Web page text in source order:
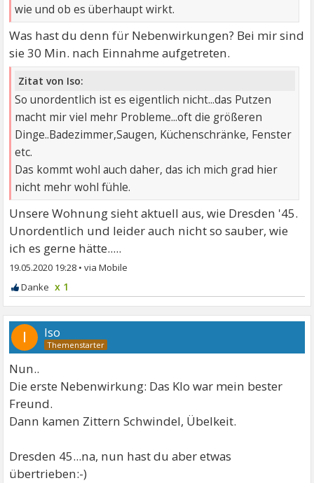
wie und ob es überhaupt wirkt.
Was hast du denn für Nebenwirkungen? Bei mir sind
sie 30 Min. nach Einnahme aufgetreten.
Zitat von Iso:
So unordentlich ist es eigentlich nicht...das Putzen
macht mir viel mehr Probleme...oft die größeren
Dinge..Badezimmer,Saugen, Küchenschränke, Fenster
etc.
Das kommt wohl auch daher, das ich mich grad hier
nicht mehr wohl fühle.
Unsere Wohnung sieht aktuell aus, wie Dresden '45.
Unordentlich und leider auch nicht so sauber, wie
ich es gerne hätte.....
19.05.2020 19:28 •
x 1
I Iso
Nun..
Die erste Nebenwirkung: Das Klo war mein bester
Freund.
Dann kamen Zittern Schwindel, Übelkeit.
Dresden 45...na, nun hast du aber etwas
übertrieben:-)